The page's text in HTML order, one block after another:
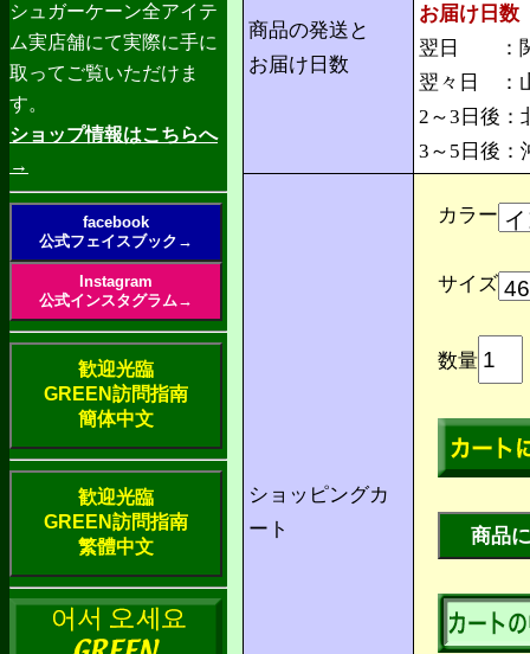
シュガーケーン全アイテ
ム実店舗にて実際に手に
取ってご覧いただけま
す。
ショップ情報はこちらへ
→
facebook
公式フェイスブック→
Instagram
公式インスタグラム→
歓迎光臨
GREEN訪問指南
簡体中文
歓迎光臨
GREEN訪問指南
繁體中文
商品の発送と
お届け日数
お届け日数
翌日 ：関
翌々日 ：
2～3日後：
3～5日後：
ショッピングカ
ート
カラー
サイズ
数量